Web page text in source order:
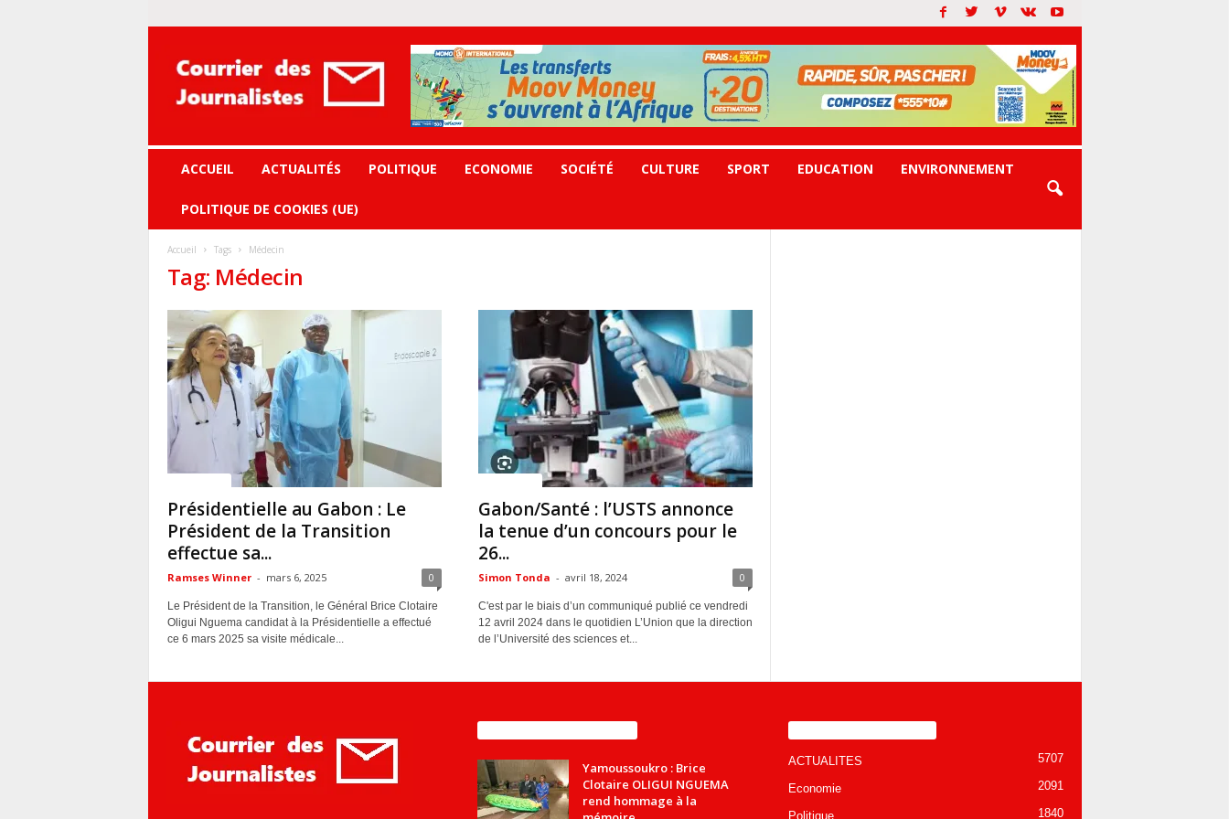
journalistes
ACCUEIL ACTUALITÉS POLITIQUE ECONOMIE SOCIÉTÉ CULTURE SPORT EDUCATION ENVIRONNEMENT
POLITIQUE DE COOKIES (UE)
Accueil Tags Médecin
Tag: Médecin
Présidentielle au Gabon : Le
Président de la Transition
effectue sa...
Ramses Winner - mars 6, 2025 0
Le Président de la Transition, le Général Brice Clotaire
Oligui Nguema candidat à la Présidentielle a effectué
ce 6 mars 2025 sa visite médicale...
Gabon/Santé : l’USTS annonce
la tenue d’un concours pour le
26...
Simon Tonda - avril 18, 2024 0
C'est par le biais d’un communiqué publié ce vendredi
12 avril 2024 dans le quotidien L’Union que la direction
de l’Université des sciences et...
Yamoussoukro : Brice
Clotaire OLIGUI NGUEMA
rend hommage à la
ACTUALITES 5707
Economie 2091
Politique 1840